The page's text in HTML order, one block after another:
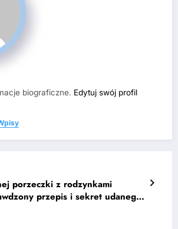
biograficzne. Edytuj swój profil
porzeczki z rodzynkami
przepis i sekret udanego